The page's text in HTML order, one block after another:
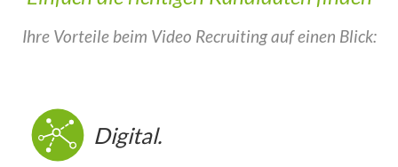
Ihre Vorteile beim Video Recruiting auf einen Blick:
Digital.